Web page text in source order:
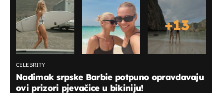
+13
CELEBRITY
Nadimak srpske Barbie potpuno opravdavaju
ovi prizori pjevačice u bikiniju!